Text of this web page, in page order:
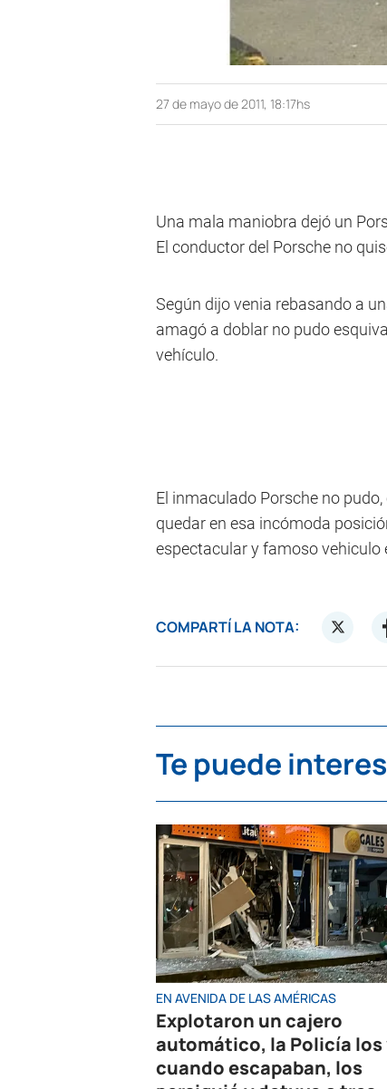
27 de mayo de 2011, 18:17hs
Una mala maniobra dejó un
El conductor del Porsche no
Según dijo venia rebasando a
amagó a doblar no pudo
vehículo.
El inmaculado Porsche no
quedar en esa incómoda
espectacular y famoso vehiculo
COMPARTÍ LA NOTA:
Te puede
EN AVENIDA DE LAS AMÉRICAS
Explotaron un cajero
automático, la Policía los
cuando escapaban, los